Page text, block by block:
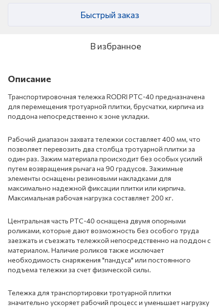
Быстрый заказ
В избранное
Описание
Транспортировочная тележка RODRI PTC-40 предназначена
для перемещения тротуарной плитки, брусчатки, кирпича из
поддона непосредственно к зоне укладки.
Рабочий диапазон захвата тележки составляет 400 мм, что
позволяет перевозить два столбца тротуарной плитки за
один раз. Зажим материала происходит без особых усилий
путем возвращения рычага на 90 градусов. Зажимные
элементы оснащены резиновыми накладками для
максимально надежной фиксации плитки или кирпича.
Максимальная рабочая нагрузка составляет 200 кг.
Центральная часть PTC-40 оснащена двумя опорными
роликами, которые дают возможность без особого труда
заезжать и съезжать тележкой непосредственно на поддон с
материалом. Наличие роликов также исключает
необходимость снаряжения "пандуса" или постоянного
подъема тележки за счет физической силы.
Тележка для транспортировки тротуарной плитки
значительно ускоряет рабочий процесс и уменьшает нагрузку